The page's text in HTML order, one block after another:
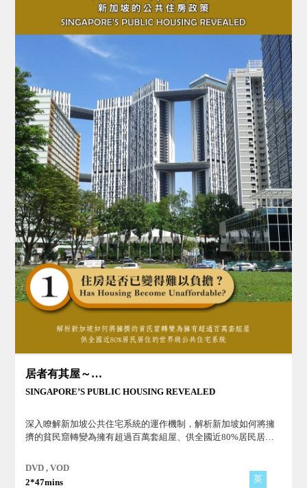
居者有其屋～新加坡的公共住房政策
SINGAPORE’S PUBLIC HOUSING REVEALED
深入瞭解新加坡公共住宅系統的運作機制，解析新加坡如何將擁
擠的貧民窟轉變為擁有超過百萬套組屋、供全國近80%居民居住
DVD , VOD
2*47mins
英